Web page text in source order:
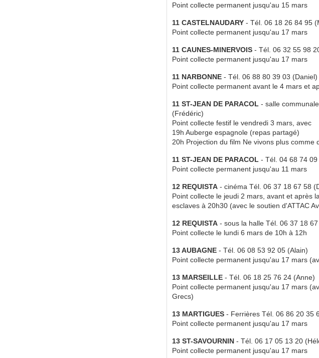
Point collecte permanent jusqu'au 15 mars
11 CASTELNAUDARY - Tél. 06 18 26 84 95
Point collecte permanent jusqu'au 17 mars
11 CAUNES-MINERVOIS - Tél. 06 32 55 98
Point collecte permanent jusqu'au 17 mars
11 NARBONNE - Tél. 06 88 80 39 03 (Daniel)
Point collecte permanent avant le 4 mars et
11 ST-JEAN DE PARACOL - salle
(Frédéric)
Point collecte festif le vendredi 3 mars, avec
19h Auberge espagnole (repas partagé)
20h Projection du film Ne vivons plus comme
11 ST-JEAN DE PARACOL - Tél. 04 68 74
Point collecte permanent jusqu'au 11 mars
12 REQUISTA - cinéma Tél. 06 37 18 67 58
Point collecte le jeudi 2 mars, avant et après
esclaves à 20h30 (avec le soutien d'ATTAC
12 REQUISTA - sous la halle Tél. 06 37 18
Point collecte le lundi 6 mars de 10h à 12h
13 AUBAGNE - Tél. 06 08 53 92 05 (Alain)
Point collecte permanent jusqu'au 17 mars
13 MARSEILLE - Tél. 06 18 25 76 24 (Anne)
Point collecte permanent jusqu'au 17 mars
Grecs)
13 MARTIGUES - Ferrières Tél. 06 86 20 35
Point collecte permanent jusqu'au 17 mars
13 ST-SAVOURNIN - Tél. 06 17 05 13 20
Point collecte permanent jusqu'au 17 mars